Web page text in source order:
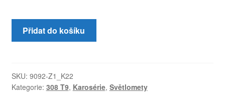
Pravá
zadní
Peugeot
308
Přidat do košíku
SKU: 9092-Z1_K22
Kategorie: 308 T9, Karosérie, Světlomety